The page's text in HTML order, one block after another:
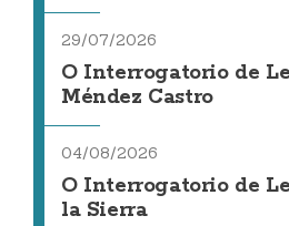
29/07/2026
O Interrogatorio de
Méndez Castro
04/08/2026
O Interrogatorio de
la Sierra